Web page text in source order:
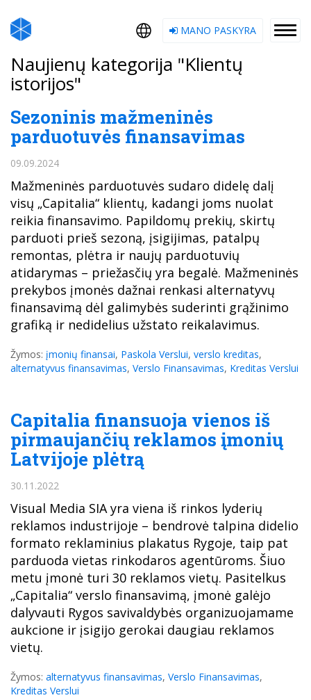
MANO PASKYRA
Naujienų kategorija "Klientų
istorijos"
Sezoninis mažmeninės
parduotuvės finansavimas
09.09.2024
Mažmeninės parduotuvės sudaro didelę dalį
visų „Capitalia“ klientų, kadangi joms nuolat
reikia finansavimo. Papildomų prekių, skirtų
parduoti prieš sezoną, įsigijimas, patalpų
remontas, plėtra ir naujų parduotuvių
atidarymas – priežasčių yra begalė. Mažmeninės
prekybos įmonės dažnai renkasi alternatyvų
finansavimą dėl galimybės suderinti grąžinimo
grafiką ir nedidelius užstato reikalavimus.
Žymos: įmonių finansai, Paskola Verslui, verslo kreditas,
alternatyvus finansavimas, Verslo Finansavimas, Kreditas Verslui
Capitalia finansuoja vienos iš
pirmaujančių reklamos įmonių
Latvijoje plėtrą
30.11.2022
Visual Media SIA yra viena iš rinkos lyderių
reklamos industrijoje – bendrovė talpina didelio
formato reklaminius plakatus Rygoje, taip pat
parduoda vietas rinkodaros agentūroms. Šiuo
metu įmonė turi 30 reklamos vietų. Pasitelkus
„Capitalia“ verslo finansavimą, įmonė galėjo
dalyvauti Rygos savivaldybės organizuojamame
aukcione ir įsigijo gerokai daugiau reklamos
vietų.
Žymos: alternatyvus finansavimas, Verslo Finansavimas,
Kreditas Verslui